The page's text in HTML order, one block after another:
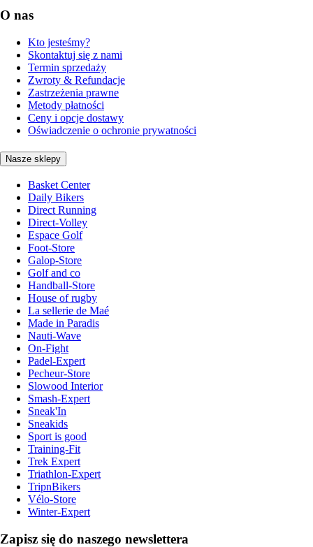
O nas
Kto jesteśmy?
Skontaktuj się z nami
Termin sprzedaży
Zwroty & Refundacje
Zastrzeżenia prawne
Metody płatności
Ceny i opcje dostawy
Oświadczenie o ochronie prywatności
Nasze sklepy
Basket Center
Daily Bikers
Direct Running
Direct-Volley
Espace Golf
Foot-Store
Galop-Store
Golf and co
Handball-Store
House of rugby
La sellerie de Maé
Made in Paradis
Nauti-Wave
On-Fight
Padel-Expert
Pecheur-Store
Slowood Interior
Smash-Expert
Sneak'In
Sneakids
Sport is good
Training-Fit
Trek Expert
Triathlon-Expert
TripnBikers
Vélo-Store
Winter-Expert
Zapisz się do naszego newslettera